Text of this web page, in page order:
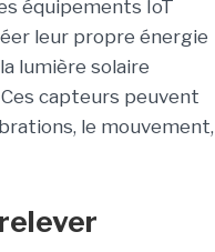
équipements IoT
leur propre énergie
lumière solaire
capteurs peuvent
le mouvement,